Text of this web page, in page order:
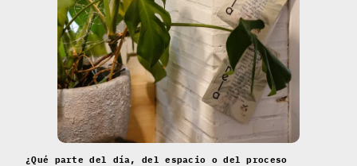
¿Qué parte del día, del espacio o del proceso